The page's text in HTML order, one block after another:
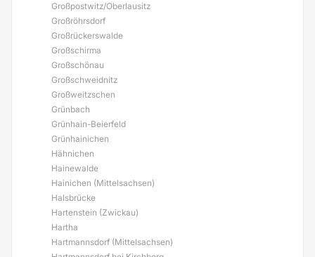
Großpostwitz/Oberlausitz
Großröhrsdorf
Großrückerswalde
Großschirma
Großschönau
Großschweidnitz
Großweitzschen
Grünbach
Grünhain-Beierfeld
Grünhainichen
Hähnichen
Hainewalde
Hainichen (Mittelsachsen)
Halsbrücke
Hartenstein (Zwickau)
Hartha
Hartmannsdorf (Mittelsachsen)